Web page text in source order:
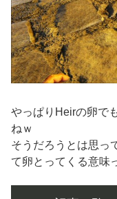
やっぱりHeirの卵で
ねｗ
そうだろうとは思っ
て卵とってくる意味